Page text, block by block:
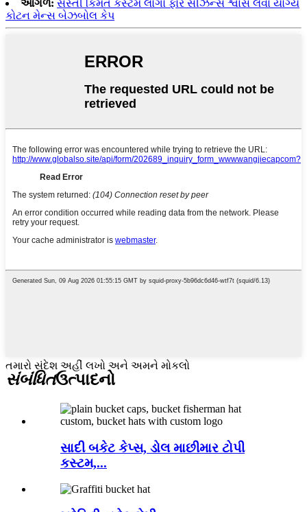
આગળ: સસ્તી કિંમત કસ્ટમ લોગો ફોર સીઝન્સ શ્વાસ લેવા યોગ્ય
કોટન મેન્સ બેઝબોલ કેપ
તમારો સંદેશ અહીં લખો અને અમને મોકલો
સંબંધિતઉત્પાદનો
સાદી બકેટ કેપ્સ, ડોલ માછીમાર ટોપી
કસ્ટમ,...